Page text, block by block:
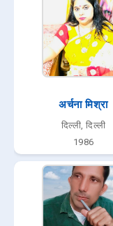
अर्चना मिश्रा
दिल्ली, दिल्ली
1986